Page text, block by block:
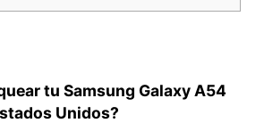
tu Samsung Galaxy A54
Unidos?